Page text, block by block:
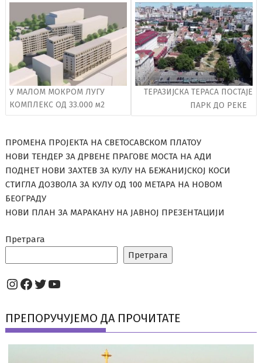
чланака
У МАЛОМ МОКРОМ ЛУГУ
КОМПЛЕКС ОД 33.000 м2
ТЕРАЗИЈСКА ТЕРАСА ПОСТАЈЕ
ПАРК ДО РЕКЕ
ПРОМЕНА ПРОЈЕКТА НА СВЕТОСАВСКОМ ПЛАТОУ
НОВИ ТЕНДЕР ЗА ДРВЕНЕ ПРАГОВЕ МОСТА НА АДИ
ПОДНЕТ НОВИ ЗАХТЕВ ЗА КУЛУ НА БЕЖАНИЈСКОЈ КОСИ
СТИГЛА ДОЗВОЛА ЗА КУЛУ ОД 100 МЕТАРА НА НОВОМ
БЕОГРАДУ
НОВИ ПЛАН ЗА МАРАКАНУ НА ЈАВНОЈ ПРЕЗЕНТАЦИЈИ
Претрага
Претрага
Instagram
Facebook
Twitter
YouTube
ПРЕПОРУЧУЈЕМО ДА ПРОЧИТАТЕ